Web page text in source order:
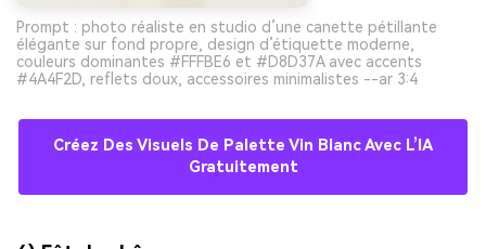
Prompt : photo réaliste en studio d’une canette pétillante
élégante sur fond propre, design d’étiquette moderne,
couleurs dominantes #FFFBE6 et #D8D37A avec accents
#4A4F2D, reflets doux, accessoires minimalistes --ar 3:4
Créez Des Visuels De Palette Vin Blanc Avec L’IA
Gratuitement